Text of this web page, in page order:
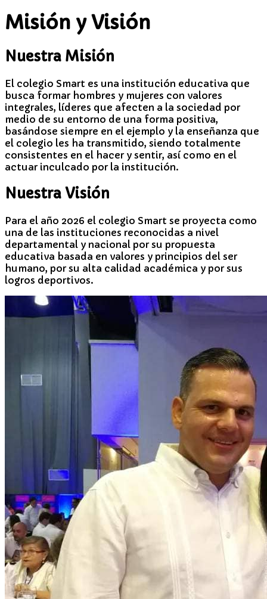
Misión y Visión
Nuestra Misión
El colegio Smart es una institución educativa que
busca formar hombres y mujeres con valores
integrales, líderes que afecten a la sociedad por
medio de su entorno de una forma positiva,
basándose siempre en el ejemplo y la enseñanza que
el colegio les ha transmitido, siendo totalmente
consistentes en el hacer y sentir, así como en el
actuar inculcado por la institución.
Nuestra Visión
Para el año 2026 el colegio Smart se proyecta como
una de las instituciones reconocidas a nivel
departamental y nacional por su propuesta
educativa basada en valores y principios del ser
humano, por su alta calidad académica y por sus
logros deportivos.